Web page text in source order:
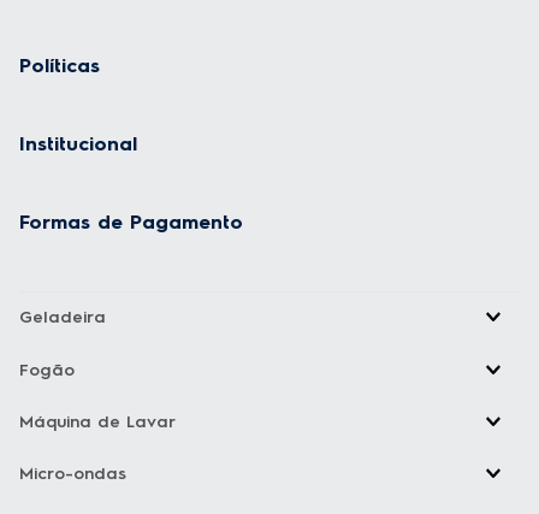
Políticas
Institucional
Formas de Pagamento
Geladeira
Fogão
Máquina de Lavar
Micro-ondas